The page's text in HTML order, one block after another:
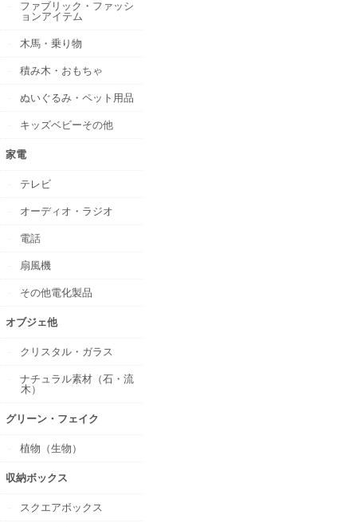
ファブリック・ファッシ
ョンアイテム
木馬・乗り物
積み木・おもちゃ
ぬいぐるみ・ペット用品
キッズベビーその他
家電
テレビ
オーディオ・ラジオ
電話
扇風機
その他電化製品
オブジェ他
クリスタル・ガラス
ナチュラル素材（石・流
木）
グリーン・フェイク
植物（生物）
収納ボックス
スクエアボックス